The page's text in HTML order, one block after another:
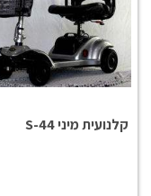
קלנועית מיני S-44